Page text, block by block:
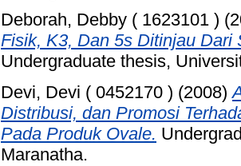
Deborah, Debby ( 1623101 )
Fisik, K3, Dan 5s Ditinjau Dari
Undergraduate thesis,
Devi, Devi ( 0452170 ) (2008)
Distribusi, dan Promosi
Pada Produk Ovale.
Maranatha.